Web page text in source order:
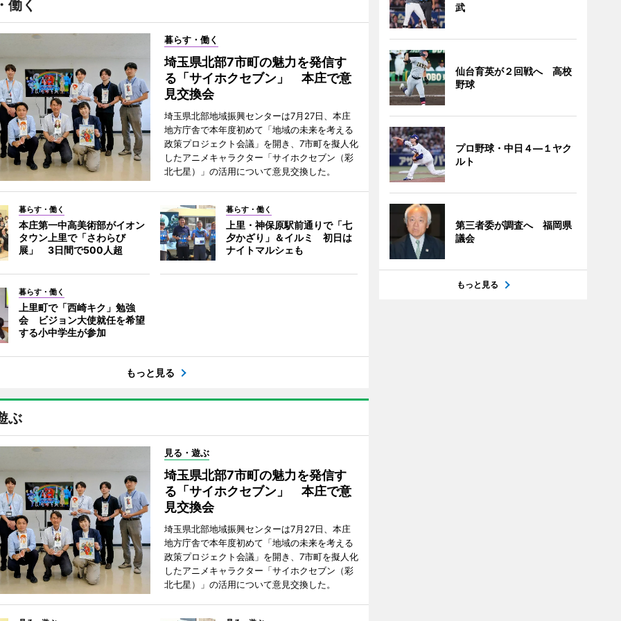
働く
暮らす・働く
埼玉県北部7市町の魅力を発信す
る「サイホクセブン」 本庄で意
見交換会
埼玉県北部地域振興センターは7月27日、本庄
地方庁舎で本年度初めて「地域の未来を考える
政策プロジェクト会議」を開き、7市町を擬人化
したアニメキャラクター「サイホクセブン（彩
北七星）」の活用について意見交換した。
暮らす・働く
本庄第一中高美術部がイオン
タウン上里で「さわらび
展」 3日間で500人超
暮らす・働く
上里・神保原駅前通りで「七
夕かざり」＆イルミ 初日は
ナイトマルシェも
暮らす・働く
上里町で「西崎キク」勉強
会 ビジョン大使就任を希望
する小中学生が参加
もっと見る
ぶ
見る・遊ぶ
埼玉県北部7市町の魅力を発信す
る「サイホクセブン」 本庄で意
見交換会
埼玉県北部地域振興センターは7月27日、本庄
地方庁舎で本年度初めて「地域の未来を考える
政策プロジェクト会議」を開き、7市町を擬人化
したアニメキャラクター「サイホクセブン（彩
北七星）」の活用について意見交換した。
武
仙台育英が２回戦へ 高校
野球
プロ野球・中日４―１ヤク
ルト
第三者委が調査へ 福岡県
議会
もっと見る